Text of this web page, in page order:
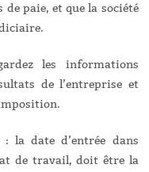
paie, et que la société
les informations
de l’entreprise et
: la date d’entrée dans
de travail, doit être la